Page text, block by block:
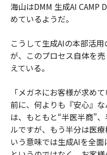
海山はDMM 生成AI CAMP
めているようだ。
こうして生成AIの本部活
が、このプロセス自体を
えている。
「メガネにお客様が求め
前に、何よりも『安心』
は、もともと“半医半商”
ルですが、もう半分は医
いう意味では生成AIを全